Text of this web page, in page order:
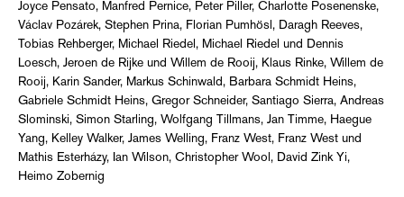
Joyce Pensato, Manfred Pernice, Peter Piller, Charlotte Posenenske,
Václav Pozárek, Stephen Prina, Florian Pumhösl, Daragh Reeves,
Tobias Rehberger, Michael Riedel, Michael Riedel und Dennis
Loesch, Jeroen de Rijke und Willem de Rooij, Klaus Rinke, Willem de
Rooij, Karin Sander, Markus Schinwald, Barbara Schmidt Heins,
Gabriele Schmidt Heins, Gregor Schneider, Santiago Sierra, Andreas
Slominski, Simon Starling, Wolfgang Tillmans, Jan Timme, Haegue
Yang, Kelley Walker, James Welling, Franz West, Franz West und
Mathis Esterházy, Ian Wilson, Christopher Wool, David Zink Yi,
Heimo Zobernig